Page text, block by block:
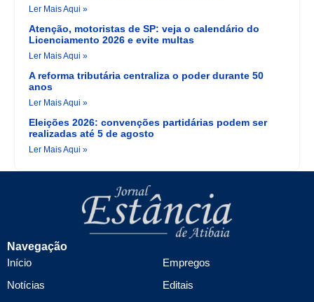
Ler Mais Aqui »
Atenção, motoristas de SP: veja o calendário do
Licenciamento 2026 e evite multas
Ler Mais Aqui »
A reforma tributária centraliza o poder durante 50
anos
Ler Mais Aqui »
Eleições 2026: convenções partidárias podem ser
realizadas até 5 de agosto
Ler Mais Aqui »
Navegação
Início
Notícias
Empregos
Editais